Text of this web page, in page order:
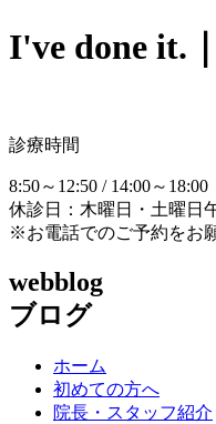
I've done it.
診療時間
8:50～12:50 / 14:00～18:00
休診日：木曜日・土曜日
※お電話でのご予約をお
webblog
ブログ
ホーム
初めての方へ
院長・スタッフ紹介